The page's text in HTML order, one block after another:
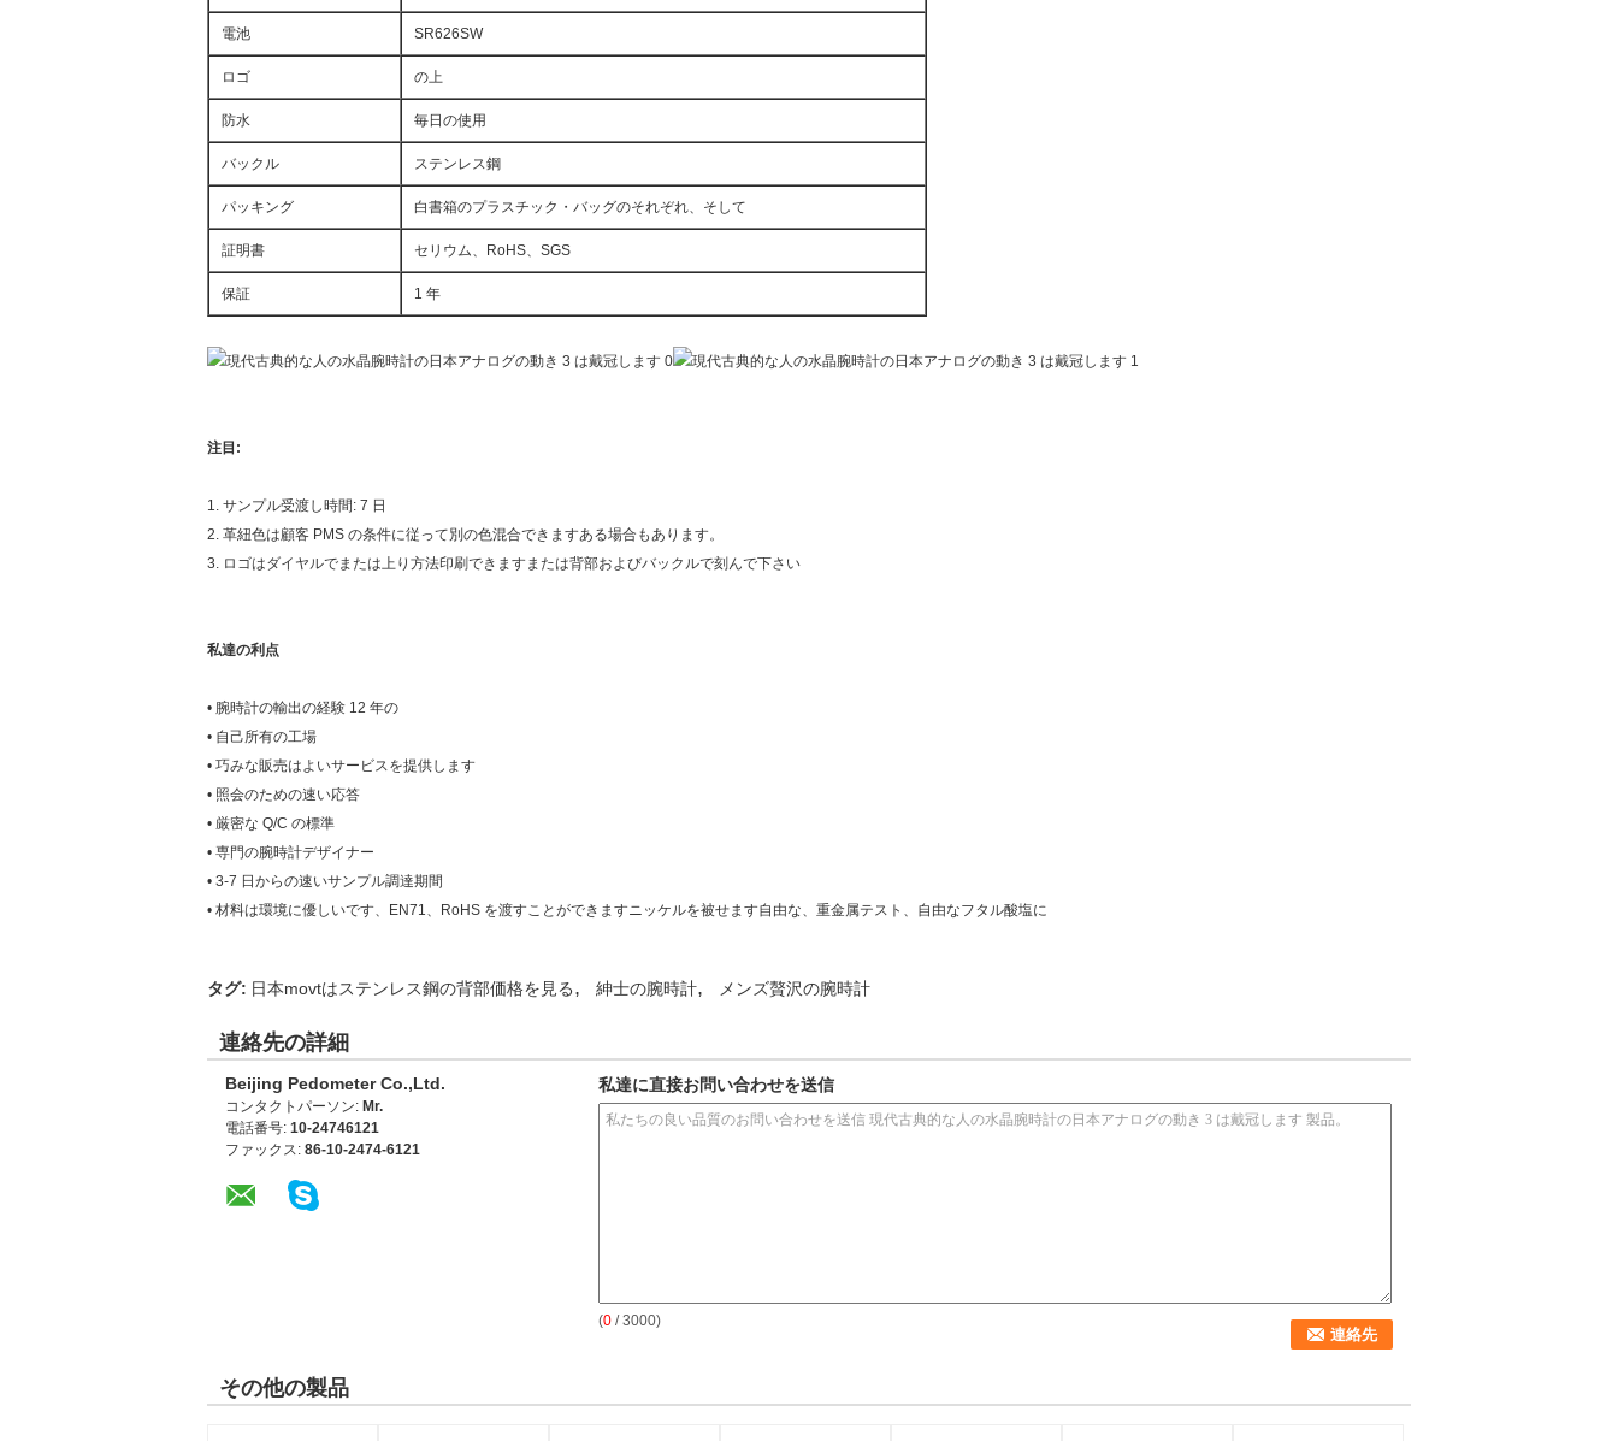
電池 SR626SW
ロゴ の上
防水 毎日の使用
バックル ステンレス鋼
パッキング 白書箱のプラスチック・バッグのそれぞれ、そして
証明書 セリウム、RoHS、SGS
保証 1 年
注目:
1. サンプル受渡し時間: 7 日
2. 革紐色は顧客 PMS の条件に従って別の色混合できますある場合もあります。
3. ロゴはダイヤルでまたは上り方法印刷できますまたは背部およびバックルで刻んで下さい
私達の利点
• 腕時計の輸出の経験 12 年の
• 自己所有の工場
• 巧みな販売はよいサービスを提供します
• 照会のための速い応答
• 厳密な Q/C の標準
• 専門の腕時計デザイナー
• 3-7 日からの速いサンプル調達期間
• 材料は環境に優しいです、EN71、RoHS を渡すことができますニッケルを被せます自由な、重金属テスト、自由なフタル酸塩に
タグ: 日本movtはステンレス鋼の背部価格を見る, 紳士の腕時計, メンズ贅沢の腕時計
連絡先の詳細
Beijing Pedometer Co.,Ltd.
コンタクトパーソン: Mr.
電話番号: 10-24746121
ファックス: 86-10-2474-6121
私達に直接お問い合わせを送信
(0 / 3000)
その他の製品